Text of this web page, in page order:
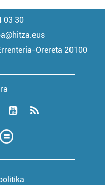
03 30
Orereta 20100